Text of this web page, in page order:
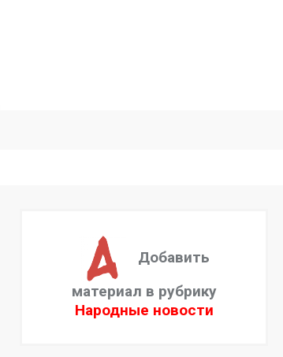
Добавить
материал в рубрику
Народные новости